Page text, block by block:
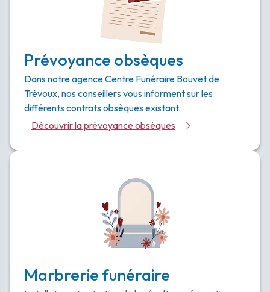
Prévoyance obsèques
Dans notre agence Centre Funéraire Bouvet de
Trévoux, nos conseillers vous informent sur les
différents contrats obsèques existant.
Découvrir la prévoyance obsèques
Marbrerie funéraire